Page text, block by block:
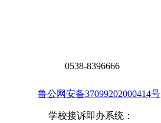
0538-8396666
鲁公网安备37099202000414号
学校接诉即办系统：